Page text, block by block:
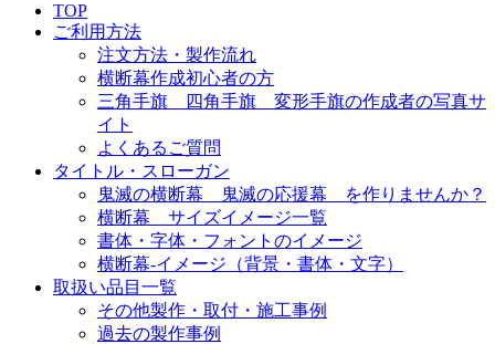
TOP
ご利用方法
注文方法・製作流れ
横断幕作成初心者の方
三角手旗 四角手旗 変形手旗の作成者の写真サ
イト
よくあるご質問
タイトル・スローガン
鬼滅の横断幕 鬼滅の応援幕 を作りませんか？
横断幕 サイズイメージ一覧
書体・字体・フォントのイメージ
横断幕-イメージ（背景・書体・文字）
取扱い品目一覧
その他製作・取付・施工事例
過去の製作事例